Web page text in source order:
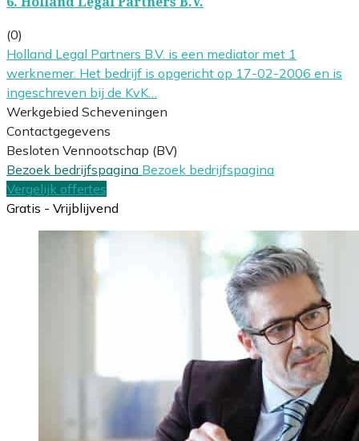
(0)
Holland Legal Partners B.V. is een mediator met 1
werknemer. Het bedrijf is opgericht op 17-02-2006 en is
ingeschreven bij de KvK…
Werkgebied Scheveningen
Contactgegevens
Besloten Vennootschap (BV)
Bezoek bedrijfspagina Bezoek bedrijfspagina
Vergelijk offertes
Gratis - Vrijblijvend